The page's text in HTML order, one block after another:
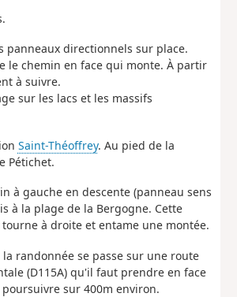
panneaux directionnels sur place.
le chemin en face qui monte. À partir
à suivre.
sur les lacs et les massifs
Saint-Théoffrey. Au pied de la
Pétichet.
à gauche en descente (panneau sens
à la plage de la Bergogne. Cette
à droite et entame une montée.
randonnée se passe sur une route
(D115A) qu'il faut prendre en face
sur 400m environ.